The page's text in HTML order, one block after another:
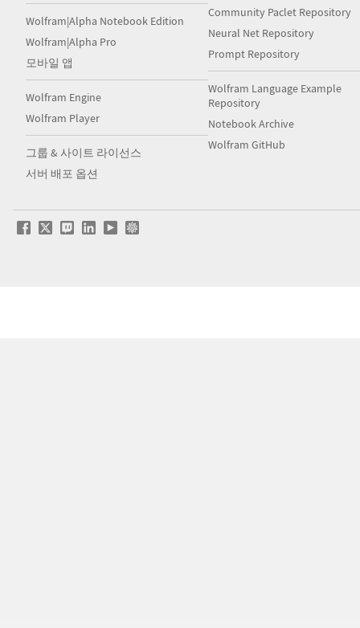
Wolfram|Alpha Notebook Edition
Wolfram|Alpha Pro
모바일 앱
Wolfram Engine
Wolfram Player
그룹 & 사이트 라이선스
서버 배포 옵션
Community Paclet Repository
Neural Net Repository
Prompt Repository
Wolfram Language Example
Repository
Notebook Archive
Wolfram GitHub